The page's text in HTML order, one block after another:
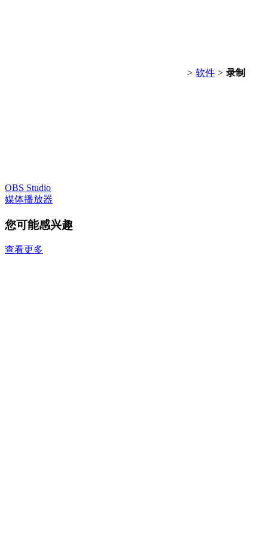
> 软件 > 录制
OBS Studio
媒体播放器
您可能感兴趣
查看更多